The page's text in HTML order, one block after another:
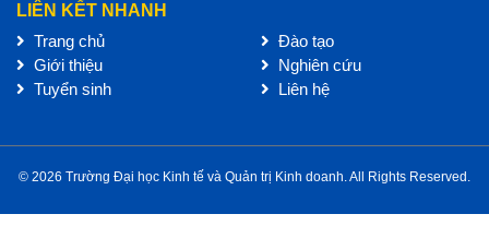
LIÊN KẾT NHANH
Trang chủ
Giới thiệu
Tuyển sinh
Đào tạo
Nghiên cứu
Liên hệ
© 2026 Trường Đại học Kinh tế và Quản trị Kinh doanh. All Rights Reserved.